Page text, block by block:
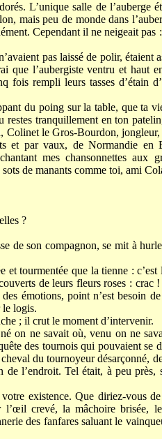
L’unique salle de l’auberge
mais peu de monde dans
Cependant il ne neigeait pas
pas laissé de polir, étaient
que l’aubergiste ventru et haut
rempli leurs tasses d’étain
du poing sur la table, que ta
tranquillement en ton
le Gros-Bourdon, jongleur,
et par vaux, de Normandie en
mes chansonnettes aux
de manants comme toi, ami
?
de son compagnon, se mit à
tourmentée que la tienne : c’est
de leurs fleurs roses : crac
émotions, point n’est besoin
le logis.
; il crut le moment d’intervenir.
on ne savait où, venu on ne
des tournois qui pouvaient se
du tournoyeur désarçonné,
l’endroit. Tel était, à peu près,
existence. Que diriez-vous
crevé, la mâchoire brisée,
des fanfares saluant le